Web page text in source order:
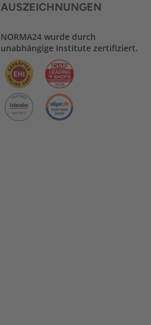
AUSZEICHNUNGEN
NORMA24 wurde durch
unabhängige Institute zertifiziert.